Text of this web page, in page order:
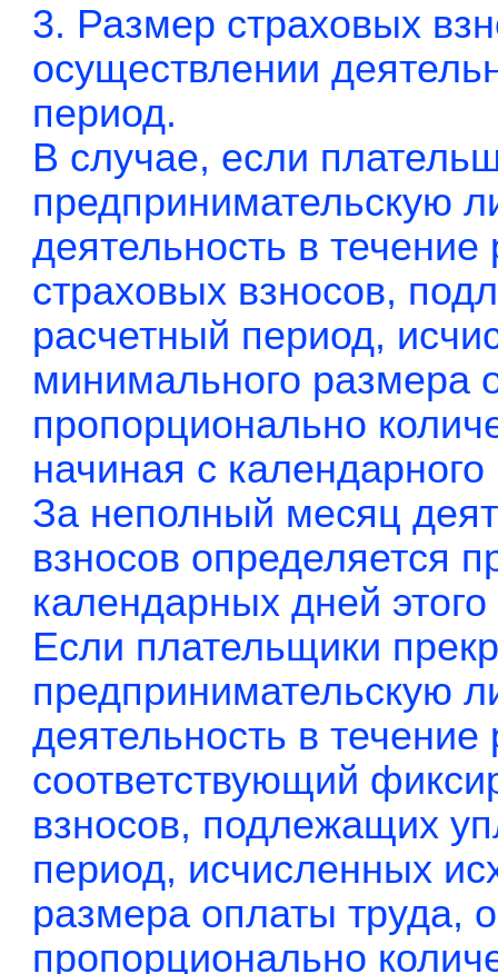
3. Размер страховых
осуществлении
период.
В случае, если
предпринимательскую
деятельность в
страховых взносов,
расчетный период,
минимального размера
пропорционально
начиная с
За неполный месяц
взносов определяется
календарных дней
Если плательщики
предпринимательскую
деятельность в течение
соответствующий
взносов, подлежащих
период, исчисленных
размера оплаты труда,
пропорционально